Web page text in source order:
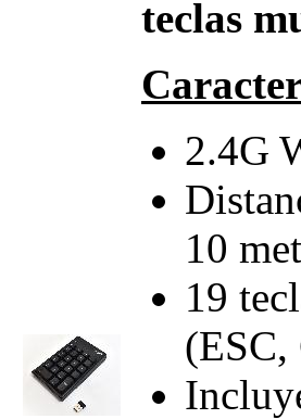
teclas
2.4G
10
19
(ESC,